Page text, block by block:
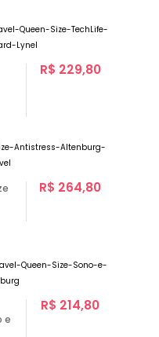
R$ 229,80
R$ 264,80
e
R$ 214,80